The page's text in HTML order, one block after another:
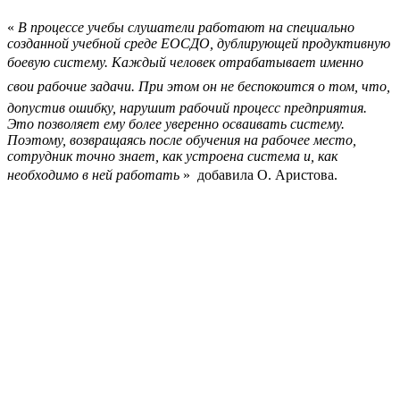
« В процессе учебы слушатели работают на специально
созданной учебной среде ЕОСДО, дублирующей продуктивную
боевую систему. Каждый человек отрабатывает именно
свои рабочие задачи. При этом он не беспокоится о том, что,
допустив ошибку, нарушит рабочий процесс предприятия.
Это позволяет ему более уверенно осваивать систему.
Поэтому, возвращаясь после обучения на рабочее место,
сотрудник точно знает, как устроена система и, как
необходимо в ней работать »  добавила О. Аристова.